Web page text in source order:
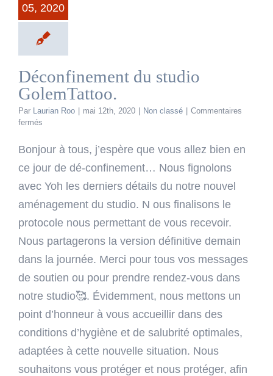
05, 2020
Déconfinement du studio
GolemTattoo.
Par Laurian Roo mai 12th, 2020 Non classé
Commentaires
fermés
du
GolemTattoo.
Bonjour à tous, j’espère que vous allez bien en
ce jour de dé-confinement… Nous fignolons
avec Yoh les derniers détails du notre nouvel
aménagement du studio. N ous finalisons le
protocole nous permettant de vous recevoir.
Nous partagerons la version définitive demain
dans la journée. Merci pour tous vos messages
de soutien ou pour prendre rendez-vous dans
notre studio🥰. Évidemment, nous mettons un
point d’honneur à vous accueillir dans des
conditions d’hygiène et de salubrité optimales,
adaptées à cette nouvelle situation. Nous
souhaitons vous protéger et nous protéger, afin